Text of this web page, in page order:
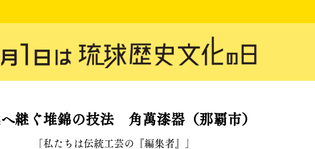
継ぐ堆錦の技法 角萬漆器（那覇市）
「私たちは伝統工芸の『編集者』」